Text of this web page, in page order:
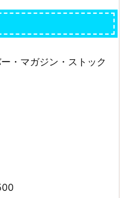
・マガジン・ストック